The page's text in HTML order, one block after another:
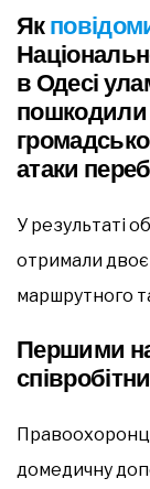
Як
в Одесі
пошкодили
атаки
У результаті
отримали двоє
маршрутного
Першими
домедичну